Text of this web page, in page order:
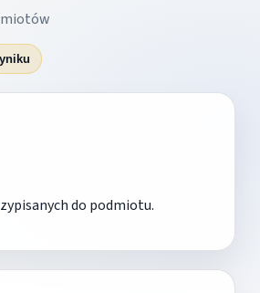
do podmiotu.